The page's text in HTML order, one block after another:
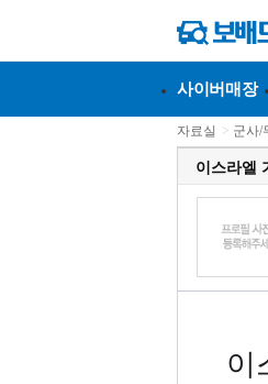
사이버매장
자료실 > 군사/
이스라엘
이